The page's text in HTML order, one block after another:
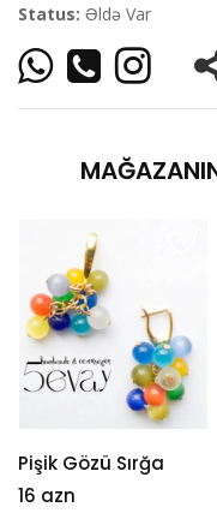
Status: Əldə Var
Pişik Gözü Sırğa
16 azn